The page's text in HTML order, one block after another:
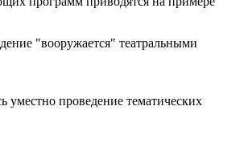
"вооружается" театральными
уместно проведение тематических